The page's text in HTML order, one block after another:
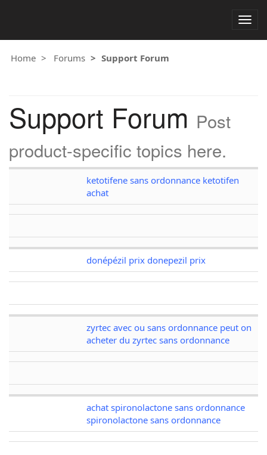
Home Forums Support Forum
Support Forum Post
product-specific topics here.
ketotifene sans ordonnance ketotifen
achat
donépézil prix donepezil prix
zyrtec avec ou sans ordonnance peut on
acheter du zyrtec sans ordonnance
achat spironolactone sans ordonnance
spironolactone sans ordonnance